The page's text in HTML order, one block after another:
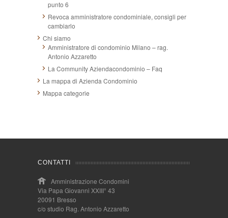
punto 6
Revoca amministratore condominiale, consigli per
cambiarlo
Chi siamo
Amministratore di condominio Milano – rag.
Antonio Azzaretto
La Community Aziendacondominio – Faq
La mappa di Azienda Condominio
Mappa categorie
CONTATTI
Amministrazione Condomini
Via Papa Giovanni XXIII° 43
20091 Bresso
c/o studio Rag. Antonio Azzaretto